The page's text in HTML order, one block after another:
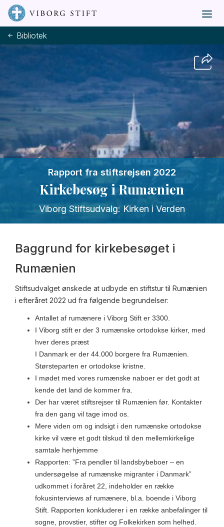
Bibliotek
Kirkebesøg i Rumænien
Rapport fra stiftsrejsen 2022
Viborg Stiftsudvalg: Kirken i Verden
Baggrund for kirkebesøget i
Rumænien
Stiftsudvalget ønskede at udbyde en stiftstur til Rumænien
i efteråret 2022 ud fra følgende begrundelser:
Antallet af rumænere i Viborg Stift er 3300.
I Viborg stift er der 3 rumænske ortodokse kirker, med
hver deres præst
I Danmark er der 44.000 borgere fra Rumænien.
Størsteparten er ortodokse kristne.
I mødet med vores rumænske naboer er det godt at
kende det land de kommer fra.
Der har været stiftsrejser til Rumænien før. Kontakter
fra den gang vil tage imod os.
Mere viden om og indsigt i den rumænske ortodokse
kirke vil være et godt tilskud til den mellemkirkelige
samtale herhjemme
Rapporten: ”Fra pendler til landsbybeboer – en
undersøgelse af rumænske migranter i Danmark”
udkommet i foråret 22, indeholder en række
fokusinterviews af rumænere, bl.a. boende i Viborg
Stift. Rapporten konkluderer i en række anbefalinger til
sogne, provstier, stifter og Folkekirken som helhed.